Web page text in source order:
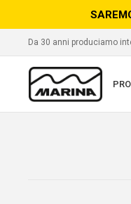
Da 30 anni produciamo